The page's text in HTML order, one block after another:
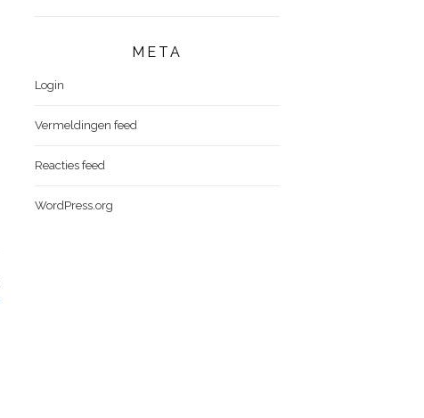
META
Login
Vermeldingen feed
Reacties feed
WordPress.org